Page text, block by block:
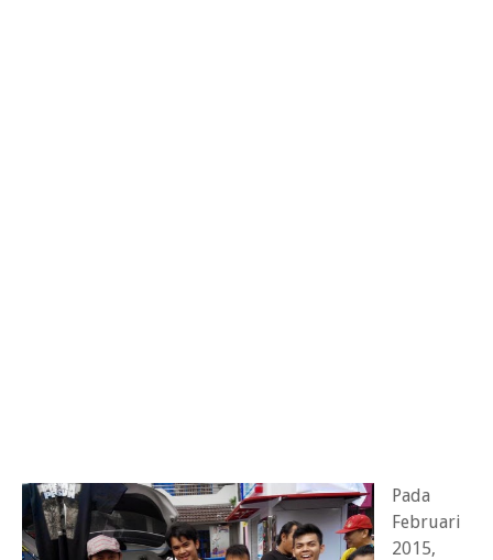
Pada
Februari
2015,